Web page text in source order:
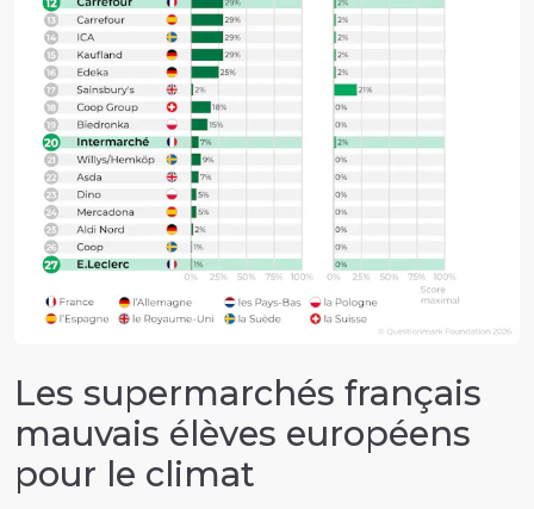
Les supermarchés français
mauvais élèves européens
pour le climat